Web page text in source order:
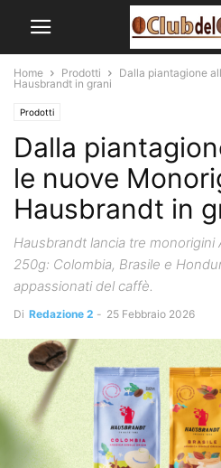
Home Prodotti
Dalla piantagione
Hausbrandt in grani
Prodotti
Dalla
le nuove
Hausbrandt in
Hausbrandt lancia tre monorigini
250g: Colombia, Brasile e
appassionati del caffè.
Di Redazione 2 - 25 Febbraio 2026